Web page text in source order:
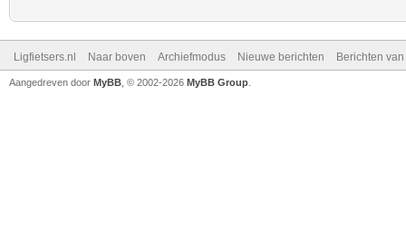
Ligfietsers.nl Naar boven Archiefmodus Nieuwe berichten Berichten
Aangedreven door MyBB , © 2002-2026 MyBB Group